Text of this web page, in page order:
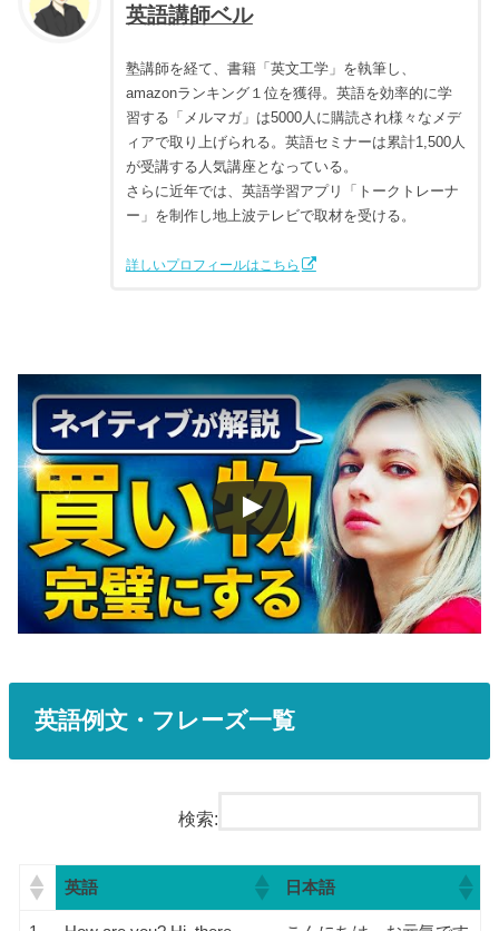
英語講師ベル
塾講師を経て、書籍「英文工学」を執筆し、
amazonランキング１位を獲得。英語を効率的に学
習する「メルマガ」は5000人に購読され様々なメデ
ィアで取り上げられる。英語セミナーは累計1,500人
が受講する人気講座となっている。
さらに近年では、英語学習アプリ「トークトレーナ
ー」を制作し地上波テレビで取材を受ける。
詳しいプロフィールはこちら
英語例文・フレーズ一覧
検索:
英語 日本語